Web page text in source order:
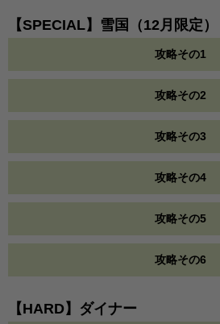
【SPECIAL】雪国（12月限定）
攻略その1
攻略その2
攻略その3
攻略その4
攻略その5
攻略その6
【HARD】ダイナー